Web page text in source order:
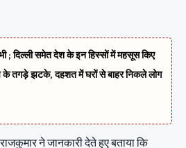
; दिल्ली समेत देश के इन हिस्सों में महसूस किए
तगड़े झटके, दहशत में घरों से बाहर निकले लोग
ने जानकारी देते हुए बताया कि